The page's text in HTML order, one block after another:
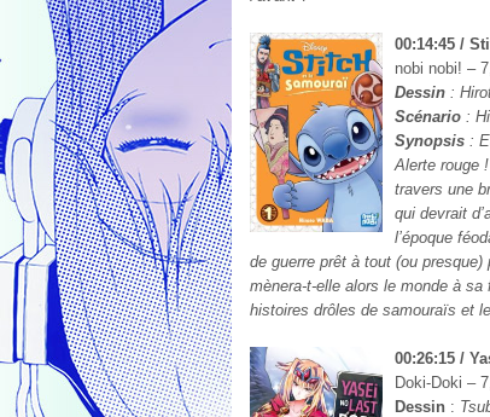
00:14:45 /
nobi nobi! –
Dessin :
Scénario :
Synopsis :
Alerte rouge
travers une
qui devrait
l’époque
de guerre prêt à tout (ou
mènera-t-elle alors le monde à
histoires drôles de samouraïs et
00:26:15 /
Doki-Doki –
Dessin :